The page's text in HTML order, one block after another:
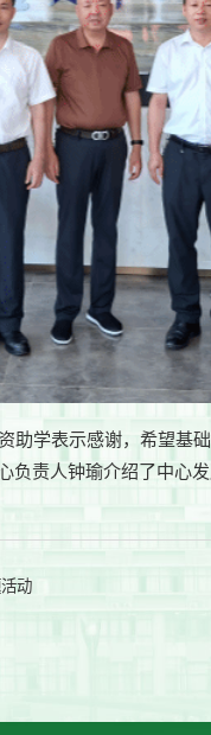
助学表示感谢，希望基
责人钟瑜介绍了中心
动